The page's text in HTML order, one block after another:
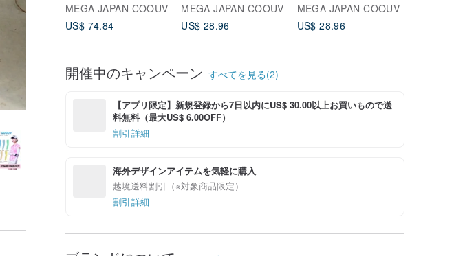
537 ゴルフUVカット帽
子
MEGA JAPAN COOUV
US$ 74.84
イル-任意のサイズ
MEGA JAPAN COOUV
US$ 28.96
フ 夏の雪 バラクバラ
目出し帽 【UV-511 ,
応
MEGA JAPAN COOUV
US$ 28.96
開催中のキャンペーン すべてを見る(2)
【アプリ限定】新規登録から7日以内にUS$ 30.00以上お買いもので送
料無料（最大US$ 6.00OFF）
割引詳細
海外デザインアイテムを気軽に購入
越境送料割引（※対象商品限定）
割引詳細